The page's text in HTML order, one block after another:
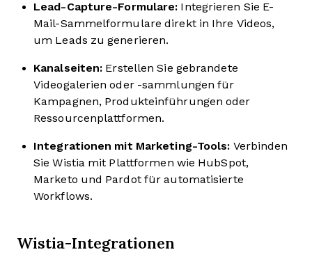
Lead-Capture-Formulare: Integrieren Sie E-
Mail-Sammelformulare direkt in Ihre Videos,
um Leads zu generieren.
Kanalseiten: Erstellen Sie gebrandete
Videogalerien oder -sammlungen für
Kampagnen, Produkteinführungen oder
Ressourcenplattformen.
Integrationen mit Marketing-Tools: Verbinden
Sie Wistia mit Plattformen wie HubSpot,
Marketo und Pardot für automatisierte
Workflows.
Wistia-Integrationen